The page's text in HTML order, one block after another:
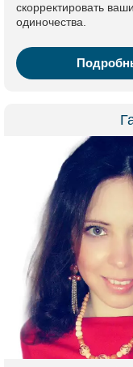
скорректировать
одиночества.